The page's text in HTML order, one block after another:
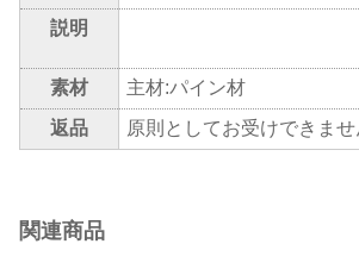
説明
素材
主材:パイン材
返品
原則としてお受けできませ
関連商品